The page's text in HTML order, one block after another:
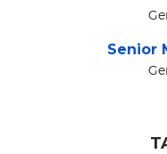
Senior